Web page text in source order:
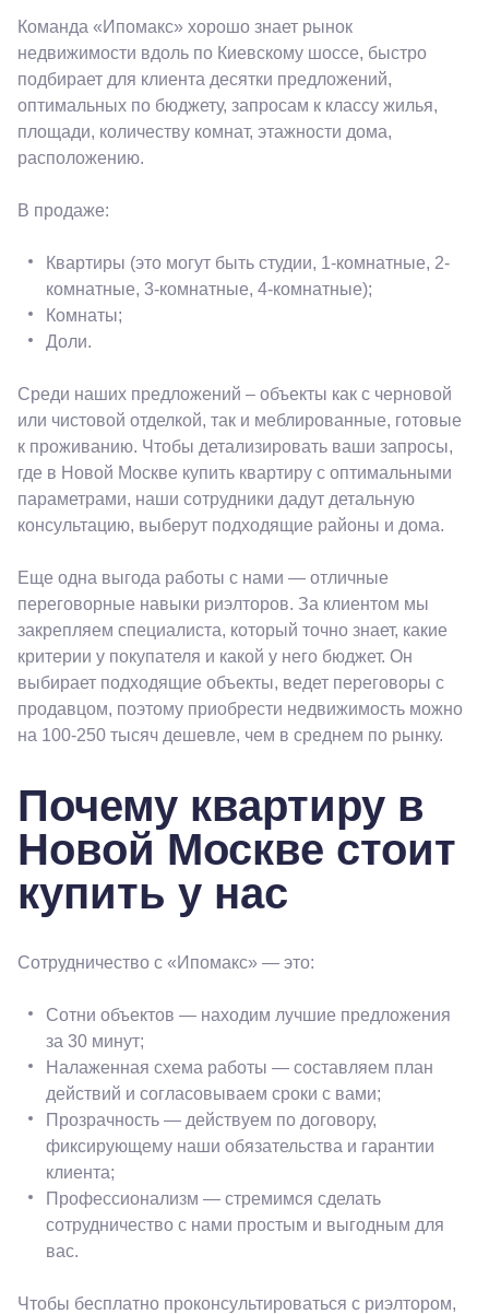
Команда «Ипомакс» хорошо знает рынок
недвижимости вдоль по Киевскому шоссе, быстро
подбирает для клиента десятки предложений,
оптимальных по бюджету, запросам к классу жилья,
площади, количеству комнат, этажности дома,
расположению.
В продаже:
Квартиры (это могут быть студии, 1-комнатные, 2-
комнатные, 3-комнатные, 4-комнатные);
Комнаты;
Доли.
Среди наших предложений – объекты как с черновой
или чистовой отделкой, так и меблированные, готовые
к проживанию. Чтобы детализировать ваши запросы,
где в Новой Москве купить квартиру с оптимальными
параметрами, наши сотрудники дадут детальную
консультацию, выберут подходящие районы и дома.
Еще одна выгода работы с нами — отличные
переговорные навыки риэлторов. За клиентом мы
закрепляем специалиста, который точно знает, какие
критерии у покупателя и какой у него бюджет. Он
выбирает подходящие объекты, ведет переговоры с
продавцом, поэтому приобрести недвижимость можно
на 100-250 тысяч дешевле, чем в среднем по рынку.
Почему квартиру в
Новой Москве стоит
купить у нас
Сотрудничество с «Ипомакс» — это:
Сотни объектов — находим лучшие предложения
за 30 минут;
Налаженная схема работы — составляем план
действий и согласовываем сроки с вами;
Прозрачность — действуем по договору,
фиксирующему наши обязательства и гарантии
клиента;
Профессионализм — стремимся сделать
сотрудничество с нами простым и выгодным для
вас.
Чтобы бесплатно проконсультироваться с риэлтором,